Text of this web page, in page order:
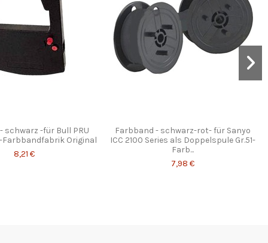
schwarz -für Bull PRU
Farbbandfabrik Original
8,21 €
Farbband - schwarz-rot- für Sanyo
ICC 2100 Series als Doppelspule Gr.51-
Farb...
7,98 €